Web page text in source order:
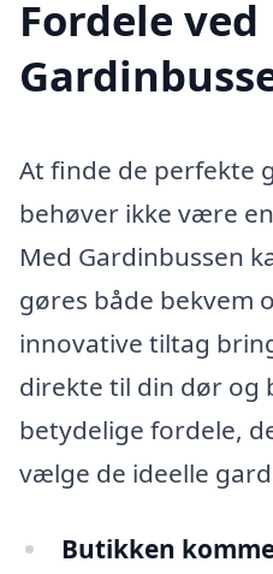
Fordele ved
At finde de perfekte
behøver ikke være
Med Gardinbussen
gøres både bekvem
innovative tiltag
direkte til din dør og
betydelige fordele,
vælge de ideelle
Butikken